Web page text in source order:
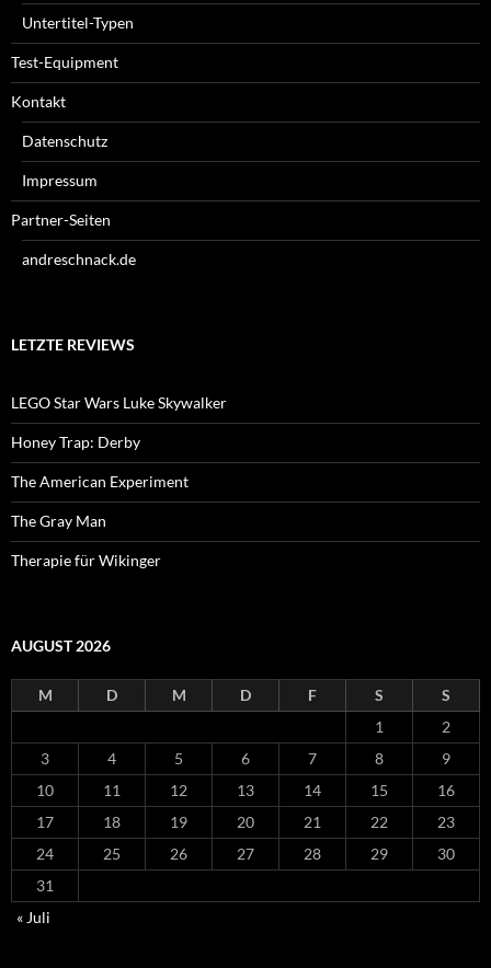
Untertitel-Typen
Test-Equipment
Kontakt
Datenschutz
Impressum
Partner-Seiten
andreschnack.de
LETZTE REVIEWS
LEGO Star Wars Luke Skywalker
Honey Trap: Derby
The American Experiment
The Gray Man
Therapie für Wikinger
AUGUST 2026
M D M D F S
S
1
2
3
4 5 6 7 8
9
10
11 12 13 14 15
16
17
18 19 20 21 22
23
24
25 26 27 28 29
30
31
« Juli